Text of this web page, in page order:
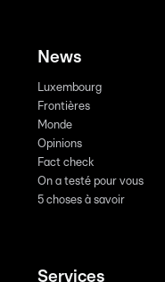
News
Luxembourg
Frontières
Monde
Opinions
Fact check
On a testé pour vous
5 choses à savoir
Services